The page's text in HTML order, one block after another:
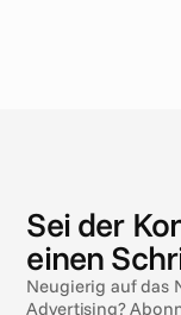
e g ten
Sei der
einen
Neugierig auf das
Advertising?